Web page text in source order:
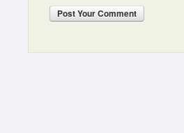
PostYour Comment